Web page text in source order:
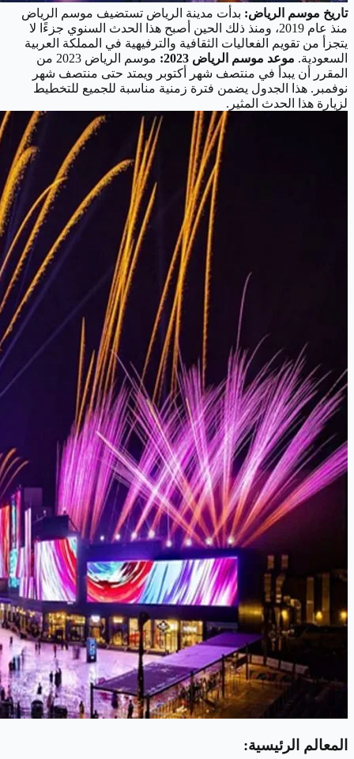
تاريخ موسم الرياض: بدأت مدينة الرياض تستضيف موسم الرياض
منذ عام 2019، ومنذ ذلك الحين أصبح هذا الحدث السنوي جزءًا لا
يتجزأ من تقويم الفعاليات الثقافية والترفيهية في المملكة العربية
السعودية. موعد موسم الرياض 2023:
موسم الرياض 2023 من
المقرر أن يبدأ في منتصف شهر أكتوبر ويمتد حتى منتصف شهر
نوفمبر. هذا الجدول يضمن فترة زمنية مناسبة للجميع للتخطيط
لزيارة هذا الحدث المثير.
المعالم الرئيسية: